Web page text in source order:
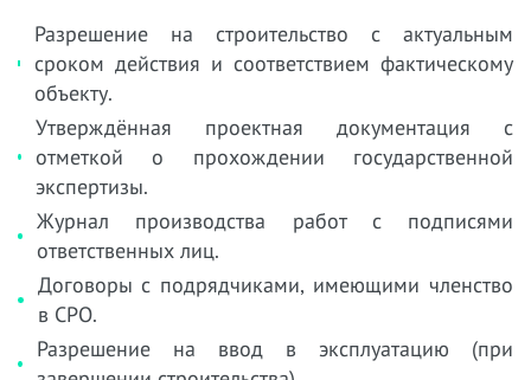
Разрешение на строительство с актуальным
сроком действия и соответствием фактическому
объекту.
Утверждённая проектная документация с
отметкой о прохождении государственной
экспертизы.
Журнал производства работ с подписями
ответственных лиц.
Договоры с подрядчиками, имеющими членство
в СРО.
Разрешение на ввод в эксплуатацию (при